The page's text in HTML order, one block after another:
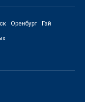
Оренбург Гай